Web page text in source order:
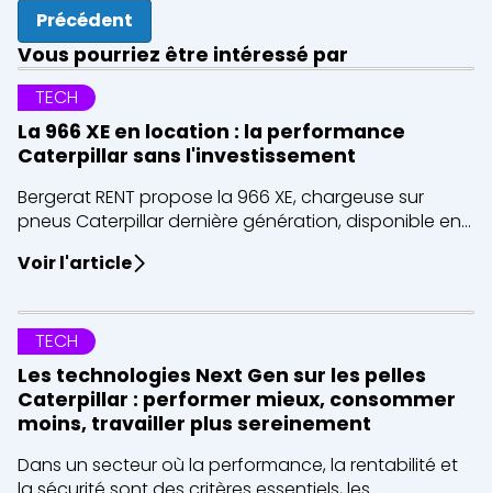
Précédent
Vous pourriez être intéressé par
TECH
La 966 XE en location : la performance
Caterpillar sans l'investissement
Bergerat RENT propose la 966 XE, chargeuse sur
pneus Caterpillar dernière génération, disponible en...
Voir l'article
TECH
Les technologies Next Gen sur les pelles
Caterpillar : performer mieux, consommer
moins, travailler plus sereinement
Dans un secteur où la performance, la rentabilité et